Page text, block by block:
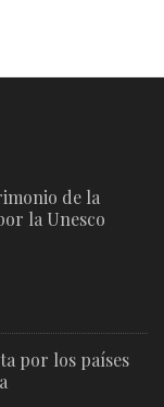
de la
la Unesco
por los países